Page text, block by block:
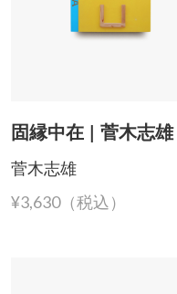
固縁中在 | 菅木志雄
菅木志雄
¥3,630（税込）